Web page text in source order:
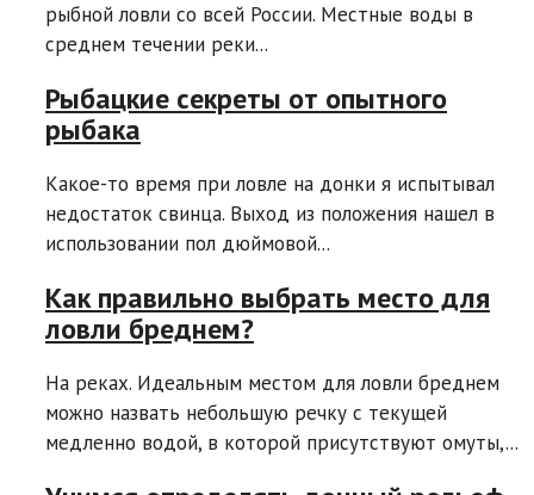
рыбной ловли со всей России. Местные воды в
среднем течении реки...
Рыбацкие секреты от опытного
рыбака
Какое-то время при ловле на донки я испытывал
недостаток свинца. Выход из положения нашел в
использовании пол дюймовой...
Как правильно выбрать место для
ловли бреднем?
На реках. Идеальным местом для ловли бреднем
можно назвать небольшую речку с текущей
медленно водой, в которой присутствуют омуты,...